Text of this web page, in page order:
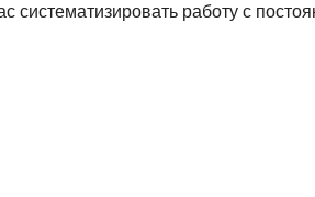
систематизировать работу с